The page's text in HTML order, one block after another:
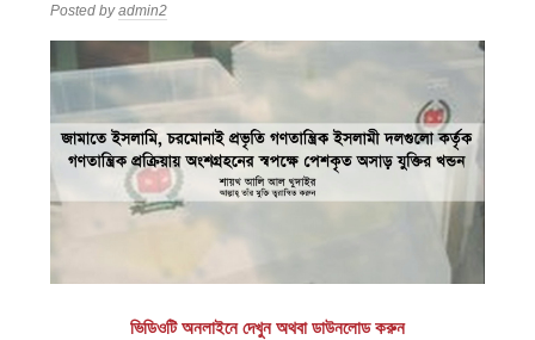
Posted byadmin2
ভিডিওটি অনলাইনে দেখুন অথবা ডাউনলোড করুন